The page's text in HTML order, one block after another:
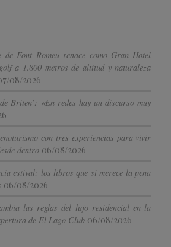
Font Romeu renace como Gran Hotel
a 1.800 metros de altitud y naturaleza
08/2026
Briten’: «En redes hay un discurso muy
con tres experiencias para vivir
dentro 06/08/2026
estival: los libros que sí merece la pena
06/08/2026
las reglas del lujo residencial en la
de El Lago Club 06/08/2026